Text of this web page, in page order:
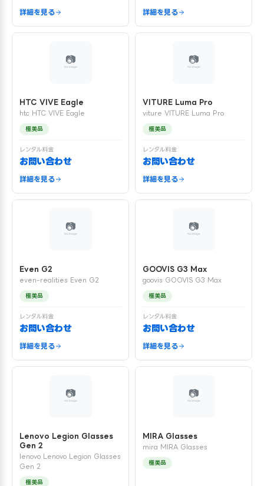
詳細を見る 詳細を見る
HTC VIVE Eagle
htc HTC VIVE Eagle
極美品
レンタル料金
お問い合わせ
詳細を見る
VITURE Luma Pro
viture VITURE Luma Pro
極美品
レンタル料金
お問い合わせ
詳細を見る
Even G2
even-realities Even G2
極美品
レンタル料金
お問い合わせ
詳細を見る
GOOVIS G3 Max
goovis GOOVIS G3 Max
極美品
レンタル料金
お問い合わせ
詳細を見る
Lenovo Legion Glasses
Gen 2
lenovo Lenovo Legion Glasses
Gen 2
極美品
MIRA Glasses
mira MIRA Glasses
極美品